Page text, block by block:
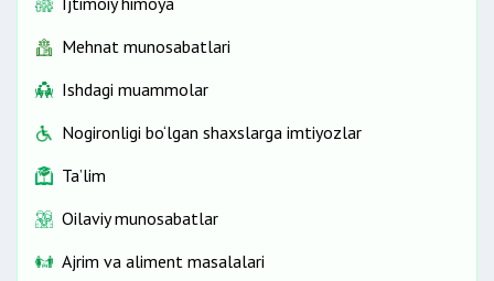
Mehnat munosabatlari
Ishdagi muammolar
Nogironligi bo‘lgan shaxslarga imtiyozlar
Ta’lim
Oilaviy munosabatlar
Ajrim va aliment masalalari